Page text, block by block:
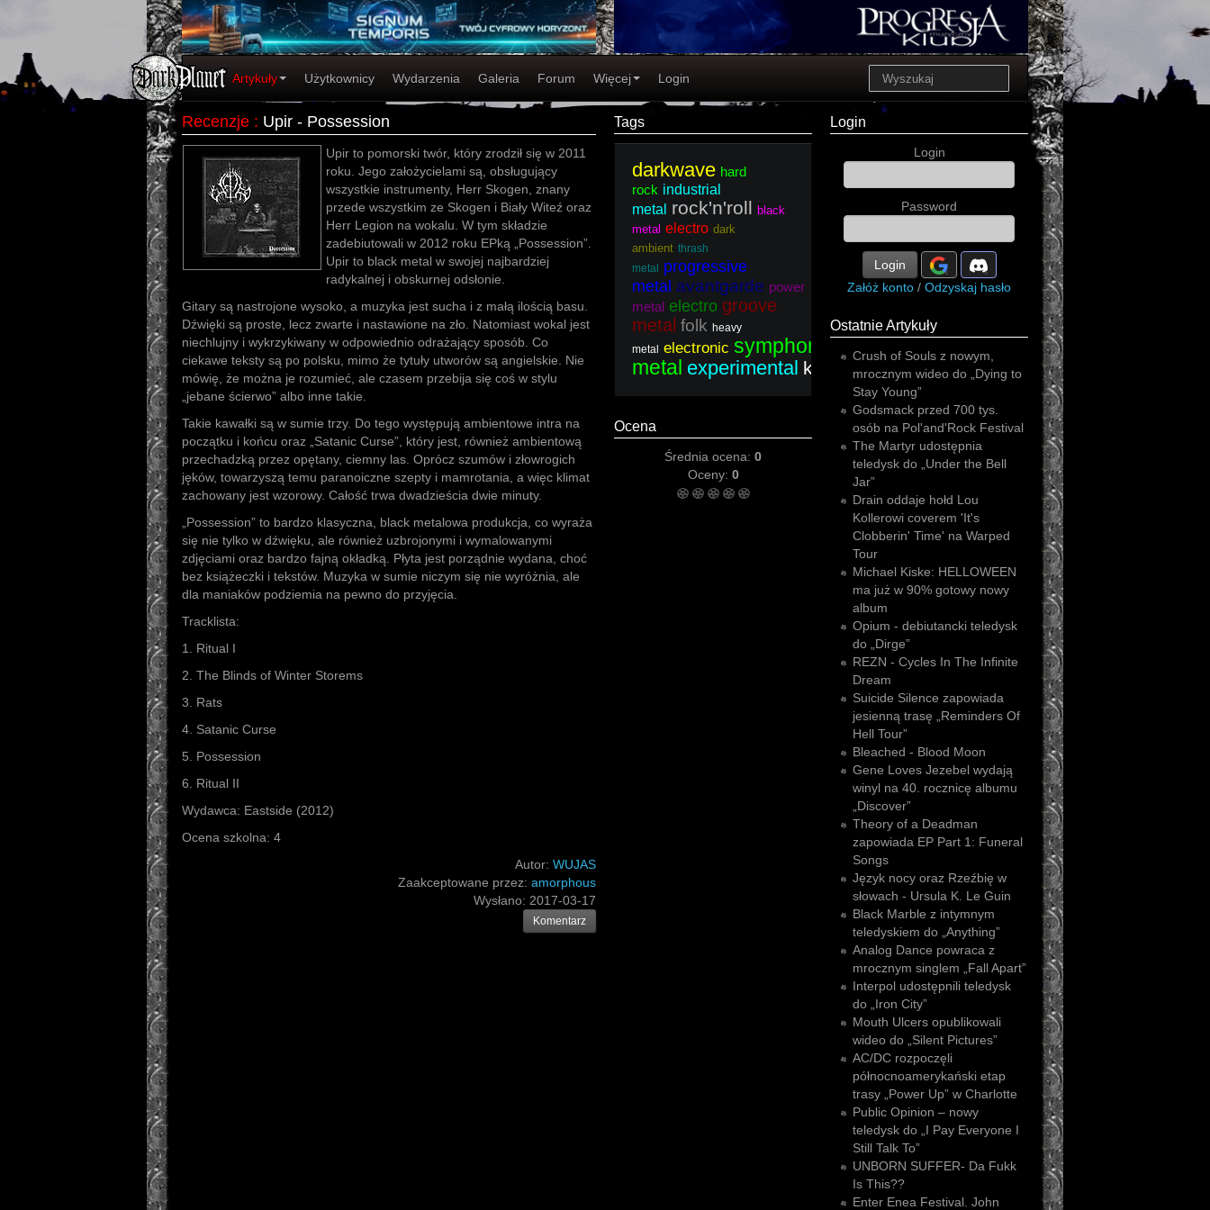
Artykuły Użytkownicy Wydarzenia Galeria Forum Więcej Login
Recenzje : Upir - Possession
Upir to pomorski twór, który zrodził się w 2011
roku. Jego założycielami są, obsługujący
wszystkie instrumenty, Herr Skogen, znany
przede wszystkim ze Skogen i Biały Witeź oraz
Herr Legion na wokalu. W tym składzie
zadebiutowali w 2012 roku EPką „Possession”.
Upir to black metal w swojej najbardziej
radykalnej i obskurnej odsłonie.
Gitary są nastrojone wysoko, a muzyka jest sucha i z małą ilością basu.
Dźwięki są proste, lecz zwarte i nastawione na zło. Natomiast wokal jest
niechlujny i wykrzykiwany w odpowiednio odrażający sposób. Co
ciekawe teksty są po polsku, mimo że tytuły utworów są angielskie. Nie
mówię, że można je rozumieć, ale czasem przebija się coś w stylu
„jebane ścierwo” albo inne takie.
Takie kawałki są w sumie trzy. Do tego występują ambientowe intra na
początku i końcu oraz „Satanic Curse”, który jest, również ambientową
przechadzką przez opętany, ciemny las. Oprócz szumów i złowrogich
jęków, towarzyszą temu paranoiczne szepty i mamrotania, a więc klimat
zachowany jest wzorowy. Całość trwa dwadzieścia dwie minuty.
„Possession” to bardzo klasyczna, black metalowa produkcja, co wyraża
się nie tylko w dźwięku, ale również uzbrojonymi i wymalowanymi
zdjęciami oraz bardzo fajną okładką. Płyta jest porządnie wydana, choć
bez książeczki i tekstów. Muzyka w sumie niczym się nie wyróżnia, ale
dla maniaków podziemia na pewno do przyjęcia.
Tracklista:
1. Ritual I
2. The Blinds of Winter Storems
3. Rats
4. Satanic Curse
5. Possession
6. Ritual II
Wydawca: Eastside (2012)
Ocena szkolna: 4
Autor: WUJAS
Zaakceptowane przez: amorphous
Wysłano: 2017-03-17
Komentarz
Tags
darkwave hard
rock industrial
metal
rock'n'roll black
metal electro dark
ambient thrash
metal
progressive
metal avantgarde power
metal electro groove
metal folk heavy
metal electronic symphonic
metal experimental koncerty industrial
Ocena
Średnia ocena: 0
Oceny: 0
Login
Login
Password
Login
Załóż konto / Odzyskaj hasło
Ostatnie Artykuły
Crush of Souls z nowym,
mrocznym wideo do „Dying to
Stay Young”
Godsmack przed 700 tys.
osób na Pol'and'Rock Festival
The Martyr udostępnia
teledysk do „Under the Bell
Jar”
Drain oddaje hołd Lou
Kollerowi coverem 'It's
Clobberin' Time' na Warped
Tour
Michael Kiske: HELLOWEEN
ma już w 90% gotowy nowy
album
Opium - debiutancki teledysk
do „Dirge”
REZN - Cycles In The Infinite
Dream
Suicide Silence zapowiada
jesienną trasę „Reminders Of
Hell Tour”
Bleached - Blood Moon
Gene Loves Jezebel wydają
winyl na 40. rocznicę albumu
„Discover”
Theory of a Deadman
zapowiada EP Part 1: Funeral
Songs
Język nocy oraz Rzeźbię w
słowach - Ursula K. Le Guin
Black Marble z intymnym
teledyskiem do „Anything”
Analog Dance powraca z
mrocznym singlem „Fall Apart”
Interpol udostępnili teledysk
do „Iron City”
Mouth Ulcers opublikowali
wideo do „Silent Pictures”
AC/DC rozpoczęli
północnoamerykański etap
trasy „Power Up” w Charlotte
Public Opinion – nowy
teledysk do „I Pay Everyone I
Still Talk To”
UNBORN SUFFER- Da Fukk
Is This??
Enter Enea Festival. John